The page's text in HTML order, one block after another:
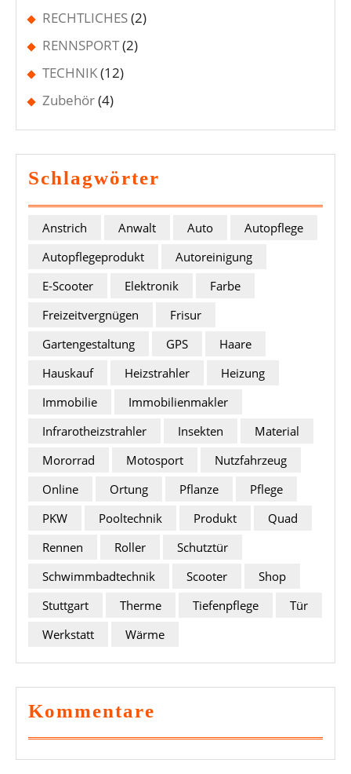
RECHTLICHES(2)
RENNSPORT(2)
TECHNIK(12)
Zubehör(4)
Schlagwörter
Anstrich Anwalt Auto
Autopflege
Autopflegeprodukt
Autoreinigung
E-Scooter
Elektronik
Farbe
Freizeitvergnügen
Frisur
Gartengestaltung
GPS
Haare
Hauskauf
Heizstrahler
Heizung
Immobilie
Immobilienmakler
Infrarotheizstrahler
Insekten
Material
Mororrad
Motosport
Nutzfahrzeug
Online
Ortung Pflanze
Pflege
PKW
Pooltechnik Produkt
Quad
Rennen
Roller
Schutztür
Schwimmbadtechnik
Scooter
Shop
Stuttgart
Therme Tiefenpflege
Tür
Werkstatt
Wärme
Kommentare